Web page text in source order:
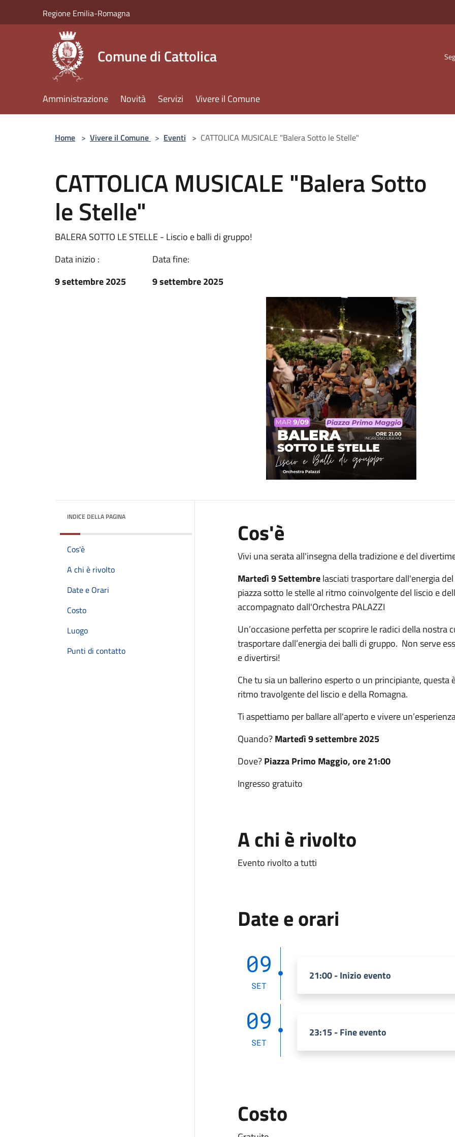
Regione Emilia-Romagna
Comune di Cattolica
Amministrazione Novità Servizi Vivere il Comune
Home > Vivere il Comune > Eventi > CATTOLICA MUSICALE "Balera Sotto le Stelle"
CATTOLICA MUSICALE "Balera Sotto
le Stelle"
BALERA SOTTO LE STELLE - Liscio e balli di gruppo!
Data inizio :
9 settembre 2025
Data fine:
9 settembre 2025
INDICE DELLA PAGINA
Cos'è
A chi è rivolto
Date e Orari
Costo
Luogo
Punti di contatto
Cos'è
Vivi una serata all'insegna della tradizione e del
Martedì 9 Settembrelasciati trasportare dall'energia
piazza sotto le stelle al ritmo coinvolgente del liscio e
accompagnato dall'Orchestra PALAZZI
Un’occasione perfetta per scoprire le radici della
trasportare dall’energia dei balli di gruppo. Non serve
e divertirsi!
Che tu sia un ballerino esperto o un principiante, questa
ritmo travolgente del liscio e della Romagna.
Ti aspettiamo per ballare all'aperto e vivere
Quando?Martedì9 settembre 2025
Dove?Piazza Primo Maggio, ore 21:00
Ingresso gratuito
A chi è rivolto
Evento rivolto a tutti
Date e orari
09
SET
21:00 - Inizio evento
09
SET
23:15 - Fine evento
Costo